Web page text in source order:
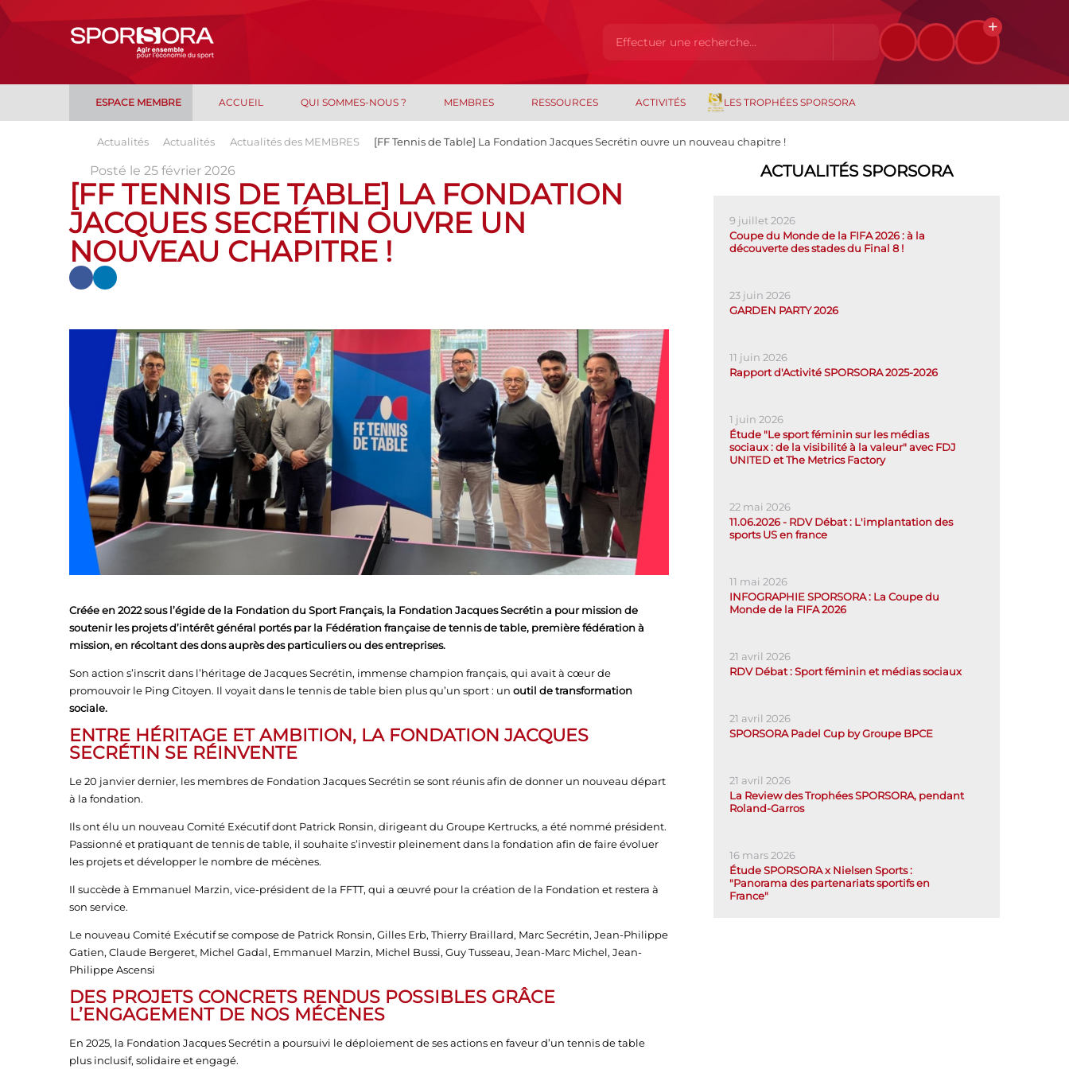
ESPACE MEMBRE ACCUEIL QUI SOMMES-NOUS ? MEMBRES RESSOURCES ACTIVITÉS LES TROPHÉES SPORSORA
Actualités Actualités Actualités des MEMBRES [FF Tennis de Table] La Fondation Jacques Secrétin ouvre un nouveau chapitre !
Posté le 25 février 2026
[FF TENNIS DE TABLE] LA FONDATION
JACQUES SECRÉTIN OUVRE UN
NOUVEAU CHAPITRE !
Créée en 2022 sous l’égide de la Fondation du Sport Français, la Fondation Jacques Secrétin a pour mission de
soutenir les projets d’intérêt général portés par la Fédération française de tennis de table, première fédération à
mission, en récoltant des dons auprès des particuliers ou des entreprises.
Son action s’inscrit dans l’héritage de Jacques Secrétin, immense champion français, qui avait à cœur de
promouvoir le Ping Citoyen. Il voyait dans le tennis de table bien plus qu’un sport : un outil de transformation
sociale.
ENTRE HÉRITAGE ET AMBITION, LA FONDATION JACQUES
SECRÉTIN SE RÉINVENTE
Le 20 janvier dernier, les membres de Fondation Jacques Secrétin se sont réunis afin de donner un nouveau départ
à la fondation.
Ils ont élu un nouveau Comité Exécutif dont Patrick Ronsin, dirigeant du Groupe Kertrucks, a été nommé président.
Passionné et pratiquant de tennis de table, il souhaite s’investir pleinement dans la fondation afin de faire évoluer
les projets et développer le nombre de mécènes.
Il succède à Emmanuel Marzin, vice-président de la FFTT, qui a œuvré pour la création de la Fondation et restera à
son service.
Le nouveau Comité Exécutif se compose de Patrick Ronsin, Gilles Erb, Thierry Braillard, Marc Secrétin, Jean-Philippe
Gatien, Claude Bergeret, Michel Gadal, Emmanuel Marzin, Michel Bussi, Guy Tusseau, Jean-Marc Michel, Jean-
Philippe Ascensi
DES PROJETS CONCRETS RENDUS POSSIBLES GRÂCE
L’ENGAGEMENT DE NOS MÉCÈNES
En 2025, la Fondation Jacques Secrétin a poursuivi le déploiement de ses actions en faveur d’un tennis de table
plus inclusif, solidaire et engagé.
ACTUALITÉS SPORSORA
9 juillet 2026
Coupe du Monde de la FIFA 2026 : à la
découverte des stades du Final 8 !
23 juin 2026
GARDEN PARTY 2026
11 juin 2026
Rapport d'Activité SPORSORA 2025-2026
1 juin 2026
Étude "Le sport féminin sur les médias
sociaux : de la visibilité à la valeur" avec FDJ
UNITED et The Metrics Factory
22 mai 2026
11.06.2026 - RDV Débat : L'implantation des
sports US en france
11 mai 2026
INFOGRAPHIE SPORSORA : La Coupe du
Monde de la FIFA 2026
21 avril 2026
RDV Débat : Sport féminin et médias sociaux
21 avril 2026
SPORSORA Padel Cup by Groupe BPCE
21 avril 2026
La Review des Trophées SPORSORA, pendant
Roland-Garros
16 mars 2026
Étude SPORSORA x Nielsen Sports :
"Panorama des partenariats sportifs en
France"